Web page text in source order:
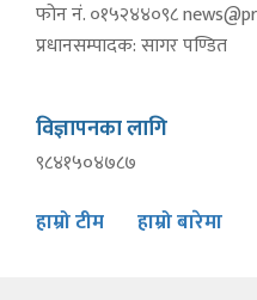
फोन नं. ०१५२४४०९८
प्रधानसम्पादक: सागर पण्डित
विज्ञापनका लागि
९८४१५०४७८७
हाम्रो टीम हाम्रो बारेमा